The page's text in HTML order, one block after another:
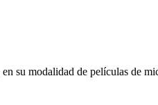
su modalidad de películas de